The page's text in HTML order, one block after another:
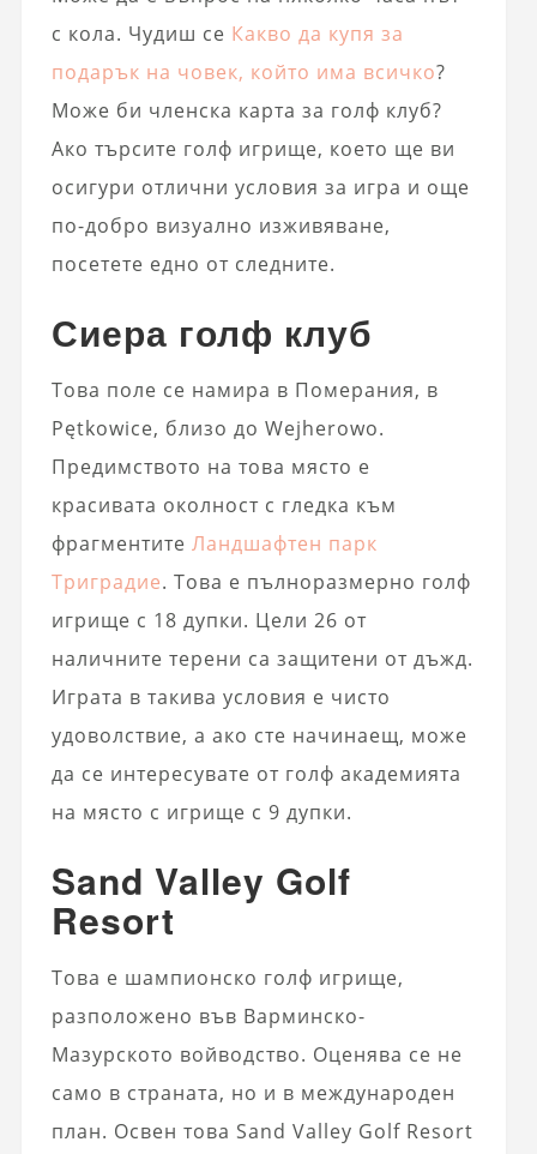
с кола. Чудиш се Какво да купя за
подарък на човек, който има всичко?
Може би членска карта за голф клуб?
Ако търсите голф игрище, което ще ви
осигури отлични условия за игра и още
по-добро визуално изживяване,
посетете едно от следните.
Сиера голф клуб
Това поле се намира в Померания, в
Pętkowice, близо до Wejherowo.
Предимството на това място е
красивата околност с гледка към
фрагментите Ландшафтен парк
Триградие. Това е пълноразмерно голф
игрище с 18 дупки. Цели 26 от
наличните терени са защитени от дъжд.
Играта в такива условия е чисто
удоволствие, а ако сте начинаещ, може
да се интересувате от голф академията
на място с игрище с 9 дупки.
Sand Valley Golf
Resort
Това е шампионско голф игрище,
разположено във Варминско-
Мазурското войводство. Оценява се не
само в страната, но и в международен
план. Освен това Sand Valley Golf Resort